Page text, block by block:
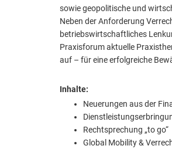
sowie geopolitische und
Neben der Anforderung
betriebswirtschaftliches
Praxisforum aktuelle
auf – für eine erfolgreiche
Inhalte:
Neuerungen aus der
Rechtsprechung „to go“
Global Mobility &